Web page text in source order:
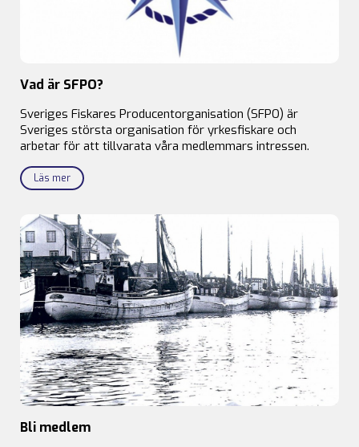
Vad är SFPO?
Sveriges Fiskares Producentorganisation (SFPO) är
Sveriges största organisation för yrkesfiskare och
arbetar för att tillvarata våra medlemmars intressen.
Läs mer
Bli medlem